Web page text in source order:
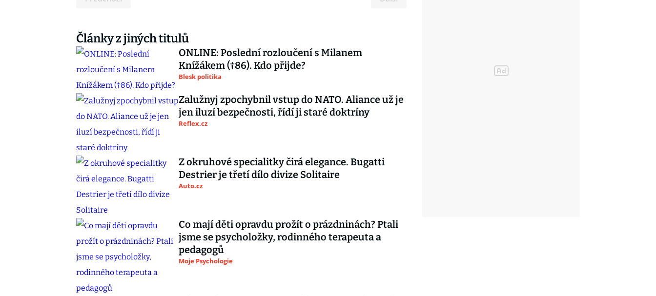
Články z jiných titulů
ONLINE: Poslední rozloučení s Milanem
Knížákem (†86). Kdo přijde?
Blesk politika
Zalužnyj zpochybnil vstup do NATO. Aliance už je
jen iluzí bezpečnosti, řídí ji staré doktríny
Reflex.cz
Z okruhové specialitky čirá elegance. Bugatti
Destrier je třetí dílo divize Solitaire
Auto.cz
Co mají děti opravdu prožít o prázdninách? Ptali
jsme se psycholožky, rodinného terapeuta a
pedagogů
Moje Psychologie